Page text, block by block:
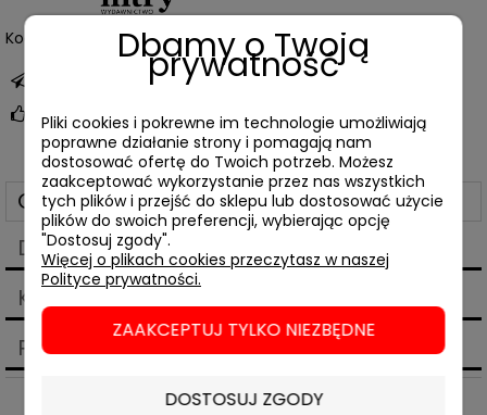
Kod produktu: 08099
zapytaj o produkt
poleć znajomemu
Opis
Dane techniczne
Koszty dostawy
Cena nie zawiera ewentualnych kosztów płatności
Produkty powiązane
Dbamy o Twoją
prywatność
Pliki cookies i pokrewne im technologie umożliwiają
poprawne działanie strony i pomagają nam
dostosować ofertę do Twoich potrzeb. Możesz
zaakceptować wykorzystanie przez nas wszystkich
tych plików i przejść do sklepu lub dostosować użycie
plików do swoich preferencji, wybierając opcję
"Dostosuj zgody".
Więcej o plikach cookies przeczytasz w naszej
Polityce prywatności.
ZAAKCEPTUJ TYLKO NIEZBĘDNE
DOSTOSUJ ZGODY